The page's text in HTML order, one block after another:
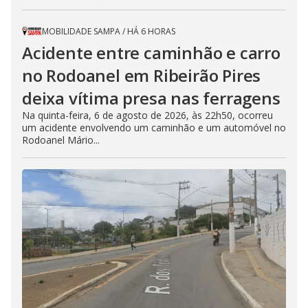
MOBILIDADE SAMPA/ HÁ 6 HORAS
Acidente entre caminhão e carro
no Rodoanel em Ribeirão Pires
deixa vítima presa nas ferragens
Na quinta-feira, 6 de agosto de 2026, às 22h50, ocorreu
um acidente envolvendo um caminhão e um automóvel no
Rodoanel Mário...